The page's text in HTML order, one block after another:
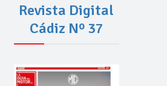
Revista Digital
Cádiz Nº 37